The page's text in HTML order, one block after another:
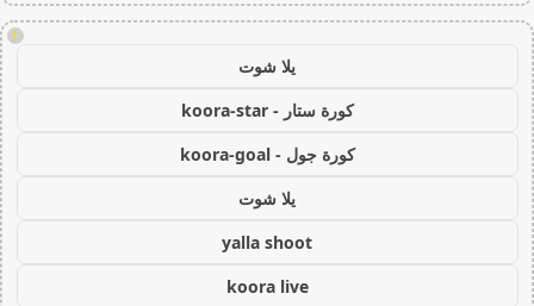
!
يلا شوت
كورة ستار - koora-star
كورة جول - koora-goal
يلا شوت
yalla shoot
koora live